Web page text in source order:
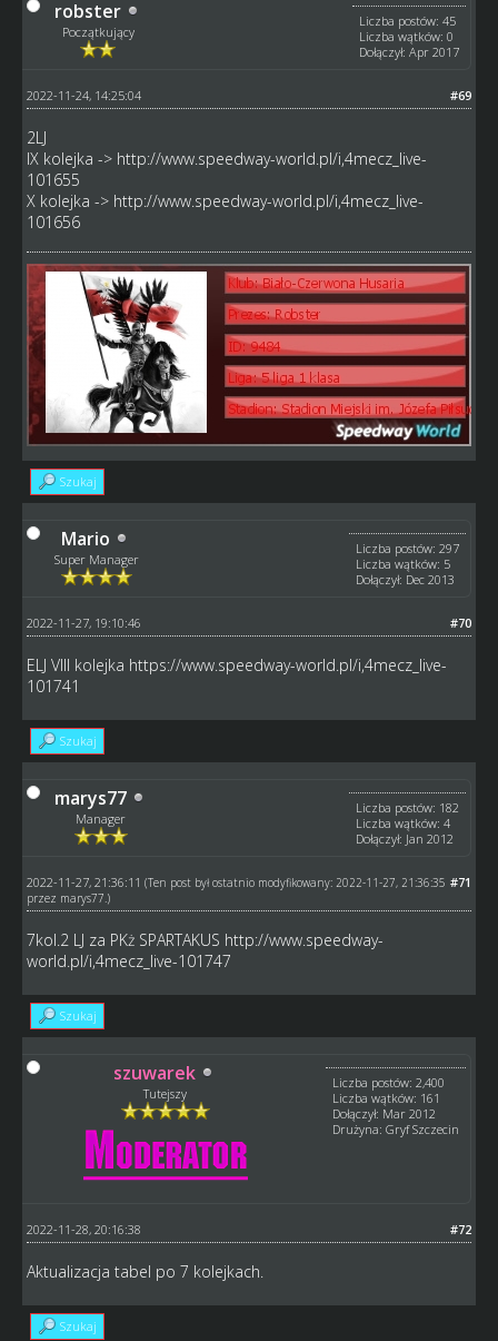
robster
Początkujący
Liczba postów: 45
Liczba wątków: 0
Dołączył: Apr 2017
#69
2022-11-24, 14:25:04
2LJ
IX kolejka -> http://www.speedway-world.pl/i,4mecz_live-
101655
X kolejka -> http://www.speedway-world.pl/i,4mecz_live-
101656
Szukaj
Mario
Super Manager
Liczba postów: 297
Liczba wątków: 5
Dołączył: Dec 2013
#70
2022-11-27, 19:10:46
ELJ VIII kolejka https://www.speedway-world.pl/i,4mecz_live-
101741
Szukaj
marys77
Manager
Liczba postów: 182
Liczba wątków: 4
Dołączył: Jan 2012
#71
2022-11-27, 21:36:11 (Ten post był ostatnio modyfikowany: 2022-11-27, 21:36:35
przez marys77 .)
7kol.2 LJ za PKż SPARTAKUS http://www.speedway-
world.pl/i,4mecz_live-101747
Szukaj
szuwarek
Tutejszy
Liczba postów: 2,400
Liczba wątków: 161
Dołączył: Mar 2012
Drużyna: Gryf Szczecin
#72
2022-11-28, 20:16:38
Aktualizacja tabel po 7 kolejkach.
Szukaj